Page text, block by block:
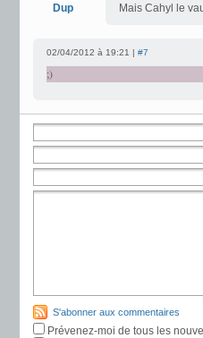
Dup
Mais Cahyl le
02/04/2012 à 19:21 | #7
;)
S'abonner aux commentaires
Prévenez-moi de tous les